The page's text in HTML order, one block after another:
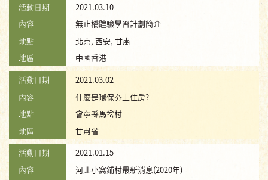
活動日期
2021.03.10
內容
無止橋體驗學習計劃簡介
地點
北京, 西安, 甘肅
地區
中國香港
活動日期
2021.03.02
內容
什麼是環保夯土住房?
地點
會寧縣馬岔村
地區
甘肅省
活動日期
2021.01.15
內容
河北小窩鋪村最新消息(2020年)